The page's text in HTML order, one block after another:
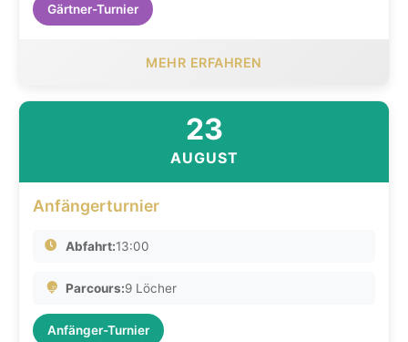
Gärtner-Turnier
MEHR ERFAHREN
23
AUGUST
Anfängerturnier
Abfahrt:13:00
Parcours:9 Löcher
Anfänger-Turnier